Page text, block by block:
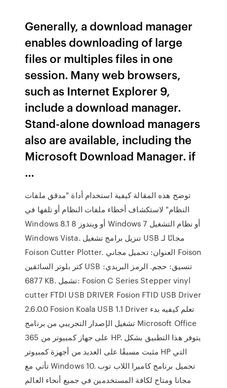
Generally, a download manager
enables downloading of large
files or multiples files in one
session. Many web browsers,
such as Internet Explorer 9,
include a download manager.
Stand-alone download managers
also are available, including the
Microsoft Download Manager. if
…
توضح هذه المقالة كيفية استخدام أداة "مدقق ملفات
النظام" لاستكشاف أخطاء ملفات النظام أو تلفها في
Windows 8.1 أو ويندوز 8 Windows 7 أو نظام التشغيل
Windows Vista. تنزيل برامج تشغيل USB مجانًا لـ
Foison Cutter Plotter. العنوان: تحميل مجاني Foison
كتر بلوتر السائقين USB تنسيق: حجم. الرمز البريدي:
6877 KB. تشمل: Fosion C Series Stepper vinyl
cutter FTDI USB DRIVER Fosion FTID USB Driver
2.6.0.0 Fosion Koala USB 1.1 Driver تعلم كيفيه بدء
تشغيل الإصدار التجريبي من برنامج Microsoft Office
365 على جهاز كمبيوتر من HP. يتوفر هذا التطبيق بشكل
مثبت مسبقًا على العديد من أجهزة كمبيوتر HP التي
تأتي مع Windows 10. تحميل برنامج كاميرا اللاب توب
مجانا ومتاح لكافة المستخدمين في جميع أنحاء العالم